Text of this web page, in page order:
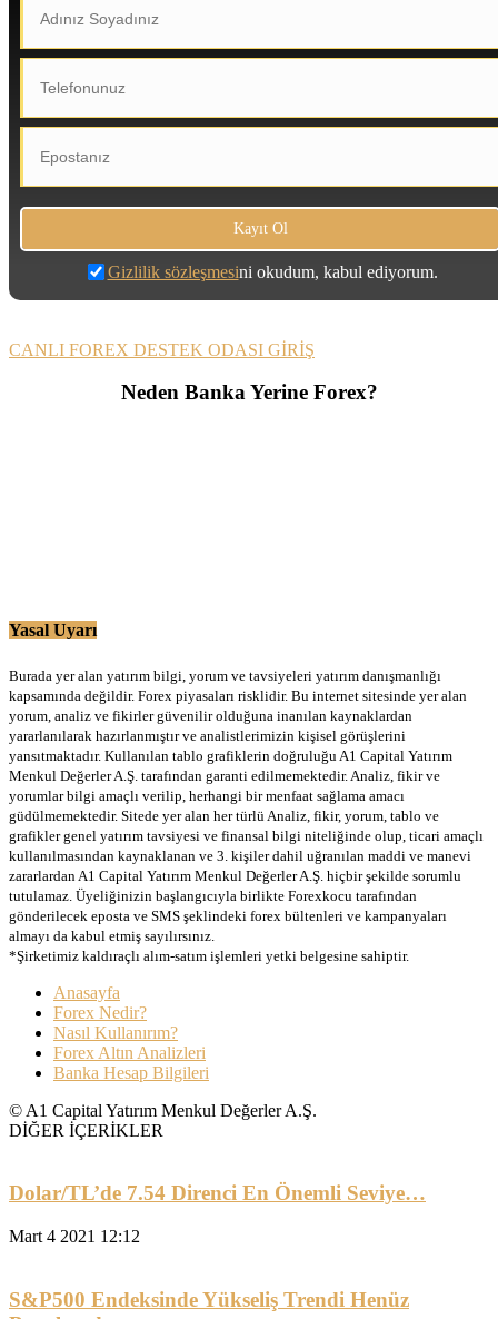
Gizlilik sözleşmesini okudum, kabul ediyorum.
CANLI FOREX DESTEK ODASI GİRİŞ
Neden Banka Yerine Forex?
Yasal Uyarı
Burada yer alan yatırım bilgi, yorum ve tavsiyeleri yatırım danışmanlığı
kapsamında değildir. Forex piyasaları risklidir. Bu internet sitesinde yer alan
yorum, analiz ve fikirler güvenilir olduğuna inanılan kaynaklardan
yararlanılarak hazırlanmıştır ve analistlerimizin kişisel görüşlerini
yansıtmaktadır. Kullanılan tablo grafiklerin doğruluğu A1 Capital Yatırım
Menkul Değerler A.Ş. tarafından garanti edilmemektedir. Analiz, fikir ve
yorumlar bilgi amaçlı verilip, herhangi bir menfaat sağlama amacı
güdülmemektedir. Sitede yer alan her türlü Analiz, fikir, yorum, tablo ve
grafikler genel yatırım tavsiyesi ve finansal bilgi niteliğinde olup, ticari amaçlı
kullanılmasından kaynaklanan ve 3. kişiler dahil uğranılan maddi ve manevi
zararlardan A1 Capital Yatırım Menkul Değerler A.Ş. hiçbir şekilde sorumlu
tutulamaz. Üyeliğinizin başlangıcıyla birlikte Forexkocu tarafından
gönderilecek eposta ve SMS şeklindeki forex bültenleri ve kampanyaları
almayı da kabul etmiş sayılırsınız.
*Şirketimiz kaldıraçlı alım-satım işlemleri yetki belgesine sahiptir.
Anasayfa
Forex Nedir?
Nasıl Kullanırım?
Forex Altın Analizleri
Banka Hesap Bilgileri
© A1 Capital Yatırım Menkul Değerler A.Ş.
DİĞER İÇERİKLER
Dolar/TL’de 7.54 Direnci En Önemli Seviye…
Mart 4 2021 12:12
S&P500 Endeksinde Yükseliş Trendi Henüz